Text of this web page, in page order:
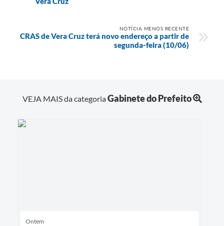
NOTÍCIA MENOS RECENTE
CRAS de Vera Cruz terá novo endereço a partir de
segunda-feira (10/06)
VEJA MAIS da categoriaGabinete do Prefeito
Ontem